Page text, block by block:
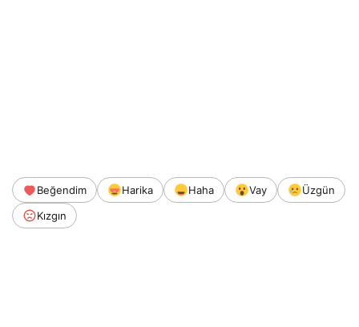
Beğendim Harika Haha Vay
Üzgün
Kızgın